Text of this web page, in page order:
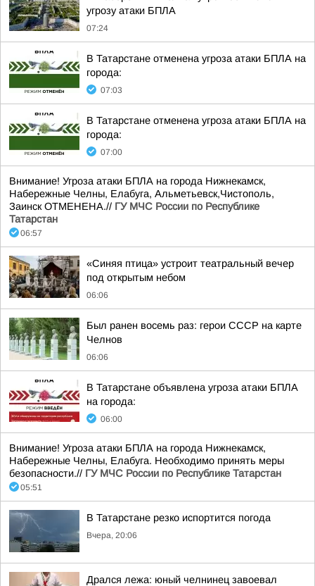
угрозу атаки БПЛА
07:24
В Татарстане отменена угроза атаки БПЛА на
города:
07:03
В Татарстане отменена угроза атаки БПЛА на
города:
07:00
Внимание! Угроза атаки БПЛА на города Нижнекамск,
Набережные Челны, Елабуга, Альметьевск,Чистополь,
Заинск ОТМЕНЕНА.// ГУ МЧС России по Республике
Татарстан
06:57
«Синяя птица» устроит театральный вечер
под открытым небом
06:06
Был ранен восемь раз: герои СССР на карте
Челнов
06:06
В Татарстане объявлена угроза атаки БПЛА
на города:
06:00
Внимание! Угроза атаки БПЛА на города Нижнекамск,
Набережные Челны, Елабуга. Необходимо принять меры
безопасности.// ГУ МЧС России по Республике Татарстан
05:51
В Татарстане резко испортится погода
Вчера, 20:06
Дрался лежа: юный челнинец завоевал